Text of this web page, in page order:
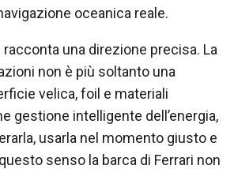
oceanica reale.
racconta una direzione precisa. La
non è più soltanto una
velica, foil e materiali
gestione intelligente dell’energia,
usarla nel momento giusto e
senso la barca di Ferrari non